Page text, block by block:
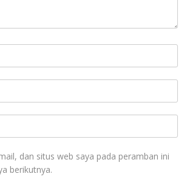
dan situs web saya pada peramban ini
berikutnya.